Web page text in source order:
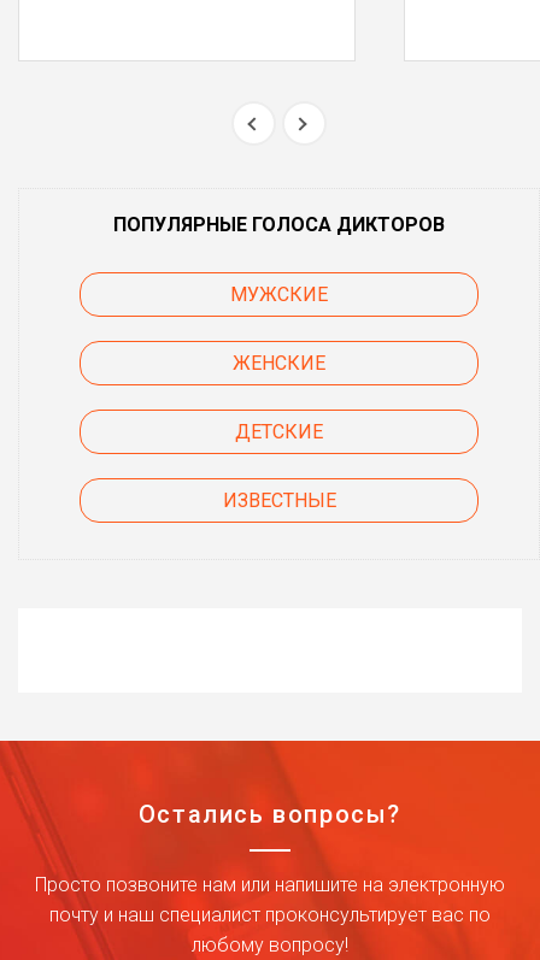
ПОПУЛЯРНЫЕ ГОЛОСА ДИКТОРОВ
МУЖСКИЕ
ЖЕНСКИЕ
ДЕТСКИЕ
ИЗВЕСТНЫЕ
Остались вопросы?
Просто позвоните нам или напишите на электронную
почту и наш специалист проконсультирует вас по
любому вопросу!